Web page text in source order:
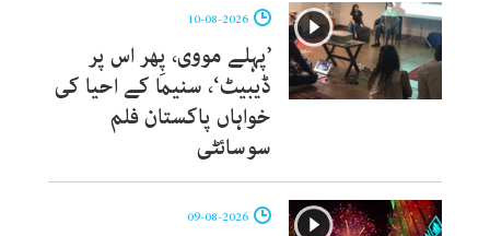
’پہلے مووی، پِھر اس پر
ڈیبیٹ‘، سنیما کے احیا کی
خواہاں پاکستان فلم
سوسائٹی